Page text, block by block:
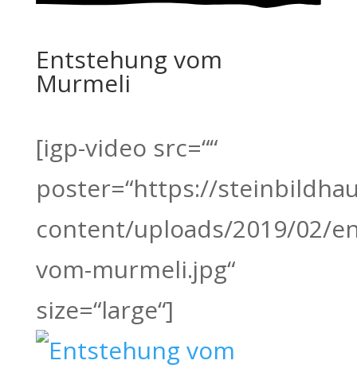
Entstehung vom
Murmeli
[igp-video src=““
poster=“https://
content/uploads/2019/02/
vom-murmeli.jpg“
size=“large“]